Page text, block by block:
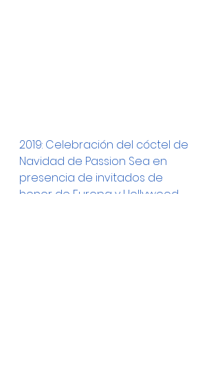
2019: Celebración del cóctel de
Navidad de Passion Sea en
presencia de invitados de
honor de Europa y Hollywood.